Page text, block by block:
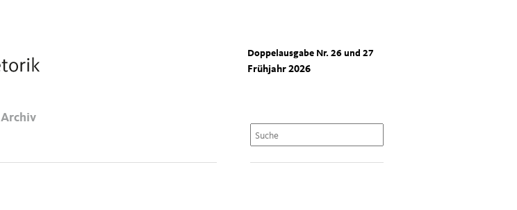
Archiv
Doppelausgabe Nr. 26 und 27
Frühjahr 2026